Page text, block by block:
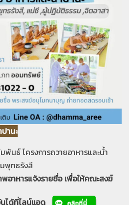
านะ
นธ์ โครงการถวายอาหารและน้ำ
พุทธรังสี
อาหารแจ้งรายชื่อเพื่อให้คณะสงฆ์
ได้ที่ไลน์แอด